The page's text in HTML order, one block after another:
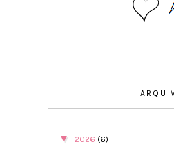
▼ 2026 (6)